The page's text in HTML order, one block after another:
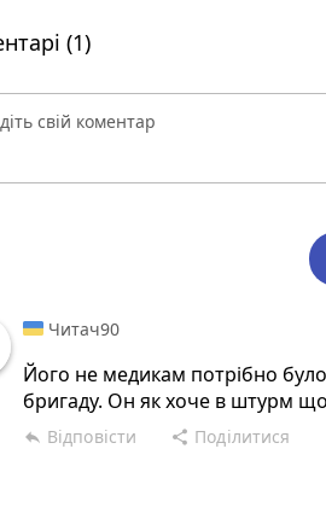
(1)
Читач90
Його не медикам потрібно
бригаду. Он як хоче в штурм
reply Відповісти share Поділитися